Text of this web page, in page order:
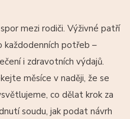
mezi rodiči. Výživné patří
každodenních potřeb –
i zdravotních výdajů.
měsíce v naději, že se
co dělat krok za
soudu, jak podat návrh